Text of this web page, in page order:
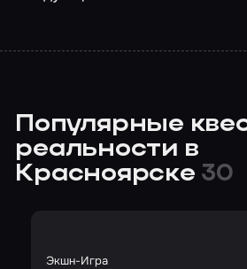
Популярные
реальности в
Красноярске 30
Экшн-Игра